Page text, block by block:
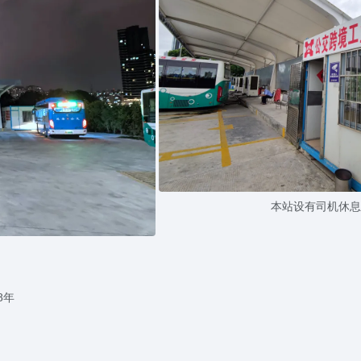
本站设有司机休
年